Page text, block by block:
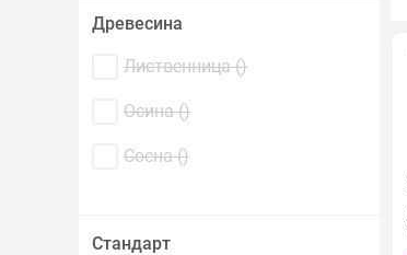
Древесина
Лиственница ()
Осина ()
Сосна ()
Стандарт